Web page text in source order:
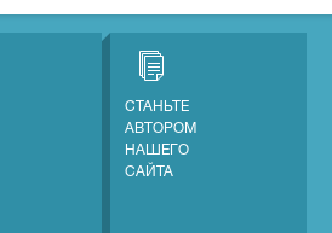
СТАНЬТЕ
АВТОРОМ
НАШЕГО
САЙТА